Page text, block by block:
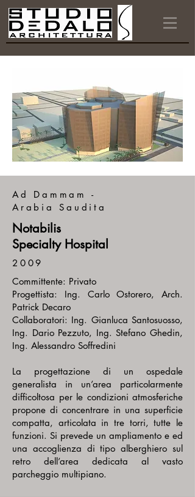
Ad Dammam -
Arabia Saudita
Notabilis
Specialty Hospital
2009
Committente: Privato
Progettista: Ing. Carlo Ostorero, Arch.
Patrick Decaro
Collaboratori: Ing. Gianluca Santosuosso,
Ing. Dario Pezzuto, Ing. Stefano Ghedin,
Ing. Alessandro Soffredini
La progettazione di un ospedale
generalista in un’area particolarmente
difficoltosa per le condizioni atmosferiche
propone di concentrare in una superficie
compatta, articolata in tre torri, tutte le
funzioni. Si prevede un ampliamento e ed
una accoglienza di tipo alberghiero sul
retro dell’area dedicata al vasto
parcheggio multipiano.